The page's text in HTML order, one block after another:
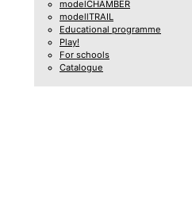
modelCHAMBER
modellTRAIL
Educational programme
Play!
For schools
Catalogue